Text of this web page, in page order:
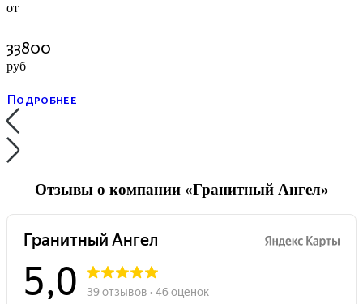
от
33800
руб
Подробнее
Отзывы о компании «Гранитный Ангел»